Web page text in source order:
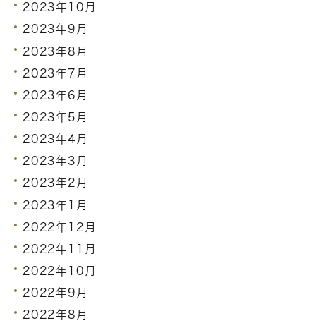
2023年10月
2023年9月
2023年8月
2023年7月
2023年6月
2023年5月
2023年4月
2023年3月
2023年2月
2023年1月
2022年12月
2022年11月
2022年10月
2022年9月
2022年8月